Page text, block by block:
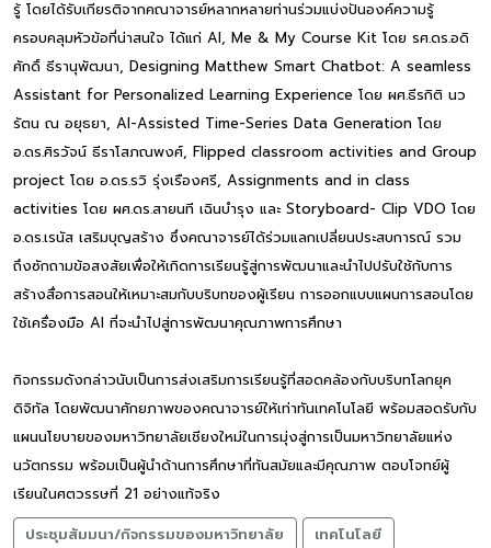
รู้ โดยได้รับเกียรติจากคณาจารย์หลากหลายท่านร่วมแบ่งปันองค์ความรู้
ครอบคลุมหัวข้อที่น่าสนใจ ได้แก่ AI, Me & My Course Kit โดย รศ.ดร.อดิ
ศักดิ์ ธีรานุพัฒนา, Designing Matthew Smart Chatbot: A seamless
Assistant for Personalized Learning Experience โดย ผศ.ธีรกิติ นว
รัตน ณ อยุธยา, AI-Assisted Time-Series Data Generation โดย
อ.ดร.ศิรวัจน์ ธีราโสภณพงศ์, Flipped classroom activities and Group
project โดย อ.ดร.รวิ รุ่งเรืองศรี, Assignments and in class
activities โดย ผศ.ดร.สายนที เฉินบำรุง และ Storyboard- Clip VDO โดย
อ.ดร.เรนัส เสริมบุญสร้าง ซึ่งคณาจารย์ได้ร่วมแลกเปลี่ยนประสบการณ์ รวม
ถึงซักถามข้อสงสัยเพื่อให้เกิดการเรียนรู้สู่การพัฒนาและนำไปปรับใช้กับการ
สร้างสื่อการสอนให้เหมาะสมกับบริบทของผู้เรียน การออกแบบแผนการสอนโดย
ใช้เครื่องมือ AI ที่จะนำไปสู่การพัฒนาคุณภาพการศึกษา
กิจกรรมดังกล่าวนับเป็นการส่งเสริมการเรียนรู้ที่สอดคล้องกับบริบทโลกยุค
ดิจิทัล โดยพัฒนาศักยภาพของคณาจารย์ให้เท่าทันเทคโนโลยี พร้อมสอดรับกับ
แผนนโยบายของมหาวิทยาลัยเชียงใหม่ในการมุ่งสู่การเป็นมหาวิทยาลัยแห่ง
นวัตกรรม พร้อมเป็นผู้นำด้านการศึกษาที่ทันสมัยและมีคุณภาพ ตอบโจทย์ผู้
เรียนในศตวรรษที่ 21 อย่างแท้จริง
ประชุมสัมมนา/กิจกรรมของมหาวิทยาลัย
เทคโนโลยี